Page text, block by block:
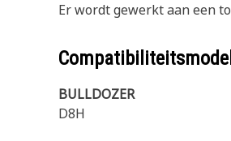
Er wordt gewerkt aan een
BULLDOZER
D8H